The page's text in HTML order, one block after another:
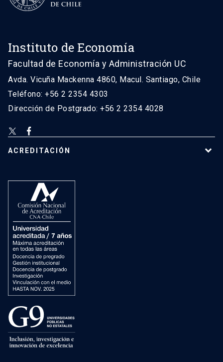
Instituto de Economía
Facultad de Economía y Administración UC
Avda. Vicuña Mackenna 4860, Macul. Santiago, Chile
Teléfono: +56 2 2354 4303
Dirección de Postgrado: +56 2 2354 4028
ACREDITACIÓN